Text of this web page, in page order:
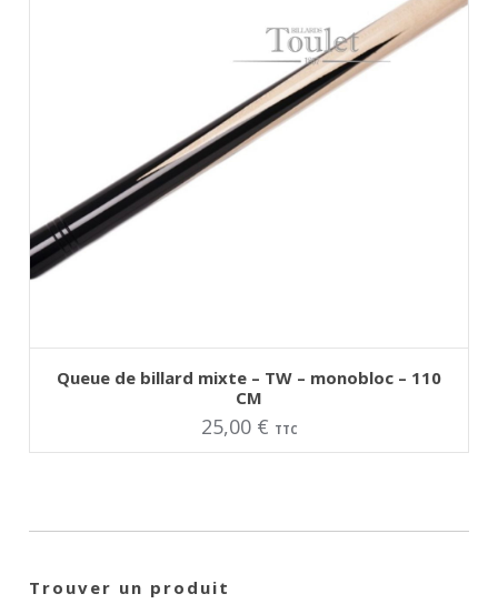
Trouver un produit
Queue de billard mixte – TW – monobloc – 110
CM
25,00 € TTC